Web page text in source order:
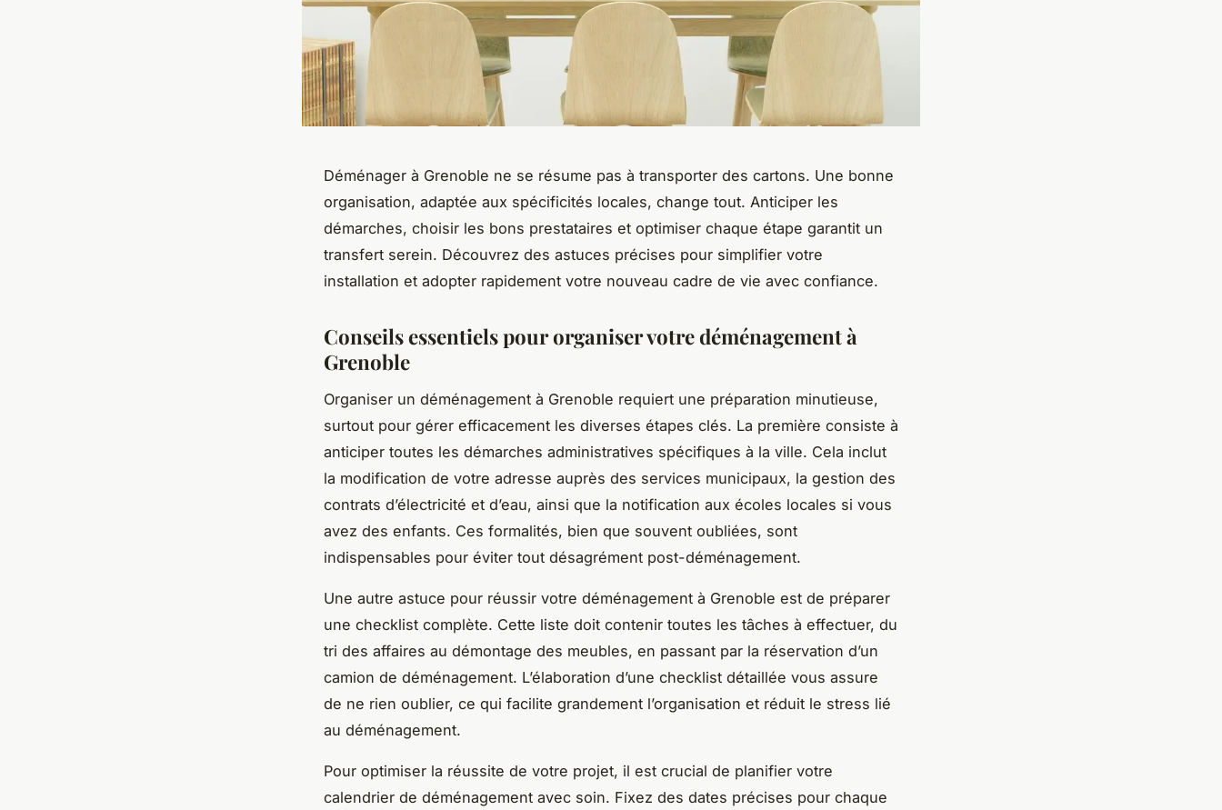
Déménager à Grenoble ne se résume pas à transporter des cartons. Une bonne
organisation, adaptée aux spécificités locales, change tout. Anticiper les
démarches, choisir les bons prestataires et optimiser chaque étape garantit un
transfert serein. Découvrez des astuces précises pour simplifier votre
installation et adopter rapidement votre nouveau cadre de vie avec confiance.
Conseils essentiels pour organiser votre déménagement à
Grenoble
Organiser un déménagement à Grenoble requiert une préparation minutieuse,
surtout pour gérer efficacement les diverses étapes clés. La première consiste à
anticiper toutes les démarches administratives spécifiques à la ville. Cela inclut
la modification de votre adresse auprès des services municipaux, la gestion des
contrats d’électricité et d’eau, ainsi que la notification aux écoles locales si vous
avez des enfants. Ces formalités, bien que souvent oubliées, sont
indispensables pour éviter tout désagrément post-déménagement.
Une autre astuce pour réussir votre déménagement à Grenoble est de préparer
une checklist complète. Cette liste doit contenir toutes les tâches à effectuer, du
tri des affaires au démontage des meubles, en passant par la réservation d’un
camion de déménagement. L’élaboration d’une checklist détaillée vous assure
de ne rien oublier, ce qui facilite grandement l’organisation et réduit le stress lié
au déménagement.
Pour optimiser la réussite de votre projet, il est crucial de planifier votre
calendrier de déménagement avec soin. Fixez des dates précises pour chaque